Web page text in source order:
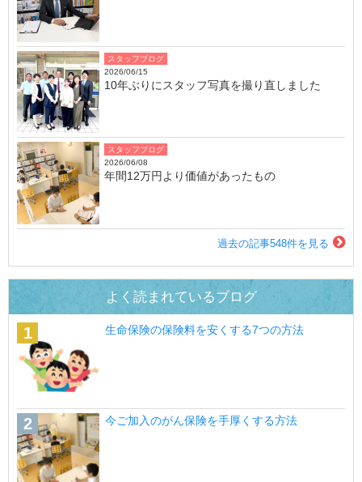
スタッフブログ
2026/06/15
10年ぶりにスタッフ写真を撮り直しました
スタッフブログ
2026/06/08
年間12万円より価値があったもの
過去の記事548件を見る
よく読まれているブログ
生命保険の保険料を安くする7つの方法
今ご加入のがん保険を手厚くする方法